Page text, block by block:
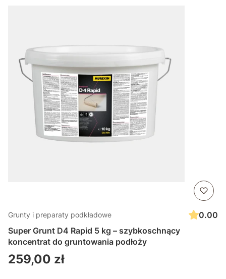
Grunty i preparaty podkładowe
0.00
Super Grunt D4 Rapid 5 kg – szybkoschnący
koncentrat do gruntowania podłoży
Cena
259,00 zł